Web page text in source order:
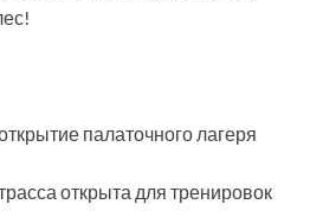
палаточного лагеря
открыта для тренировок